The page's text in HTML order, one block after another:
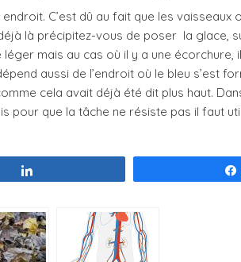
C’est dû au fait que les
là précipitez-vous de poser la glace,
mais au cas où il y a une écorchure,
aussi de l’endroit où le bleu s’est
cela avait déjà été dit plus haut.
pour que la tâche ne résiste pas il faut